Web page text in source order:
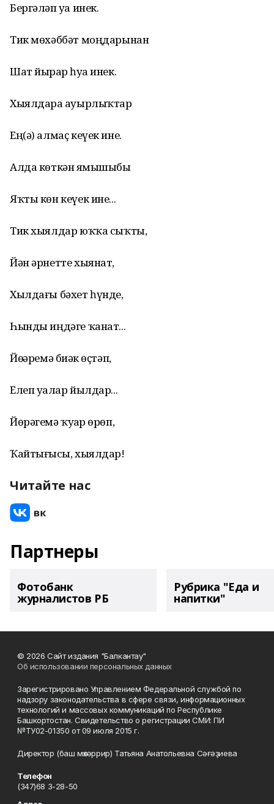
Бергәләп уҙа инек.
Тик мөхәббәт моңдарынан
Шат йырҙар һуҙа инек.
Хыялдарҙа ауырлыҡтар
Ең(ә) алмаҫ кеүек ине.
Алда көткән яҙмышыбыҙ
Яҡты көн кеүек ине...
Тик хыялдар юҡҡа сыҡты,
Йән әрнетте хыянат,
Хылдағы бәхет һүнде,
Һынды иңдәге ҡанат...
Йөҙҙәремә биҙәк өҫтәп,
Елеп уҙалар йылдар...
Йөрәгемә ҡуҙҙар өрөп,
Ҡайтығыҙсы, хыялдар!
Читайте нас
Партнеры
Фотобанк
журналистов РБ
Рубрика "Еда и
напитки"
© 2026 Сайт издания "Балкантау"
Об использовании персональных данных
Зарегистрировано Управлением Федеральной службой по
надзору законодательства в сфере связи, информационных
технологий и массовых коммуникаций по Республике
Башкортостан. Свидетельство о регистрации СМИ: ПИ
№ТУ02-01350 от 09 июля 2015 г.
Директор (баш мөхәррир) Татьяна Анатольевна Сәғәҙиева
Телефон
(347)68 3-28-50